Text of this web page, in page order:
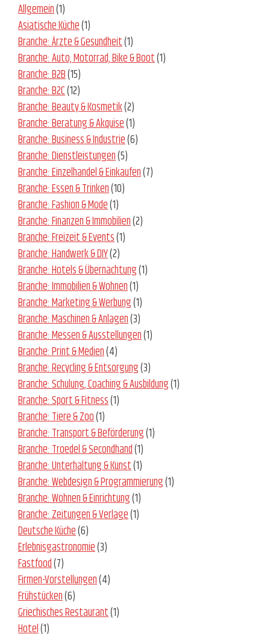
Allgemein(1)
Asiatische Küche(1)
Branche: Ärzte & Gesundheit(1)
Branche: Auto, Motorrad, Bike & Boot(1)
Branche: B2B(15)
Branche: B2C(12)
Branche: Beauty & Kosmetik(2)
Branche: Beratung & Akquise(1)
Branche: Business & Industrie(6)
Branche: Dienstleistungen(5)
Branche: Einzelhandel & Einkaufen(7)
Branche: Essen & Trinken(10)
Branche: Fashion & Mode(1)
Branche: Finanzen & Immobilien(2)
Branche: Freizeit & Events(1)
Branche: Handwerk & DIY(2)
Branche: Hotels & Übernachtung(1)
Branche: Immobilien & Wohnen(1)
Branche: Marketing & Werbung(1)
Branche: Maschinen & Anlagen(3)
Branche: Messen & Ausstellungen(1)
Branche: Print & Medien(4)
Branche: Recycling & Entsorgung(3)
Branche: Schulung, Coaching & Ausbildung(1)
Branche: Sport & Fitness(1)
Branche: Tiere & Zoo(1)
Branche: Transport & Beförderung(1)
Branche: Troedel & Secondhand(1)
Branche: Unterhaltung & Kunst(1)
Branche: Webdesign & Programmierung(1)
Branche: Wohnen & Einrichtung(1)
Branche: Zeitungen & Verlage(1)
Deutsche Küche(6)
Erlebnisgastronomie(3)
Fastfood(7)
Firmen-Vorstellungen(4)
Frühstücken(6)
Griechisches Restaurant(1)
Hotel(1)